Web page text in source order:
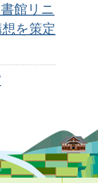
館リニ
を策定